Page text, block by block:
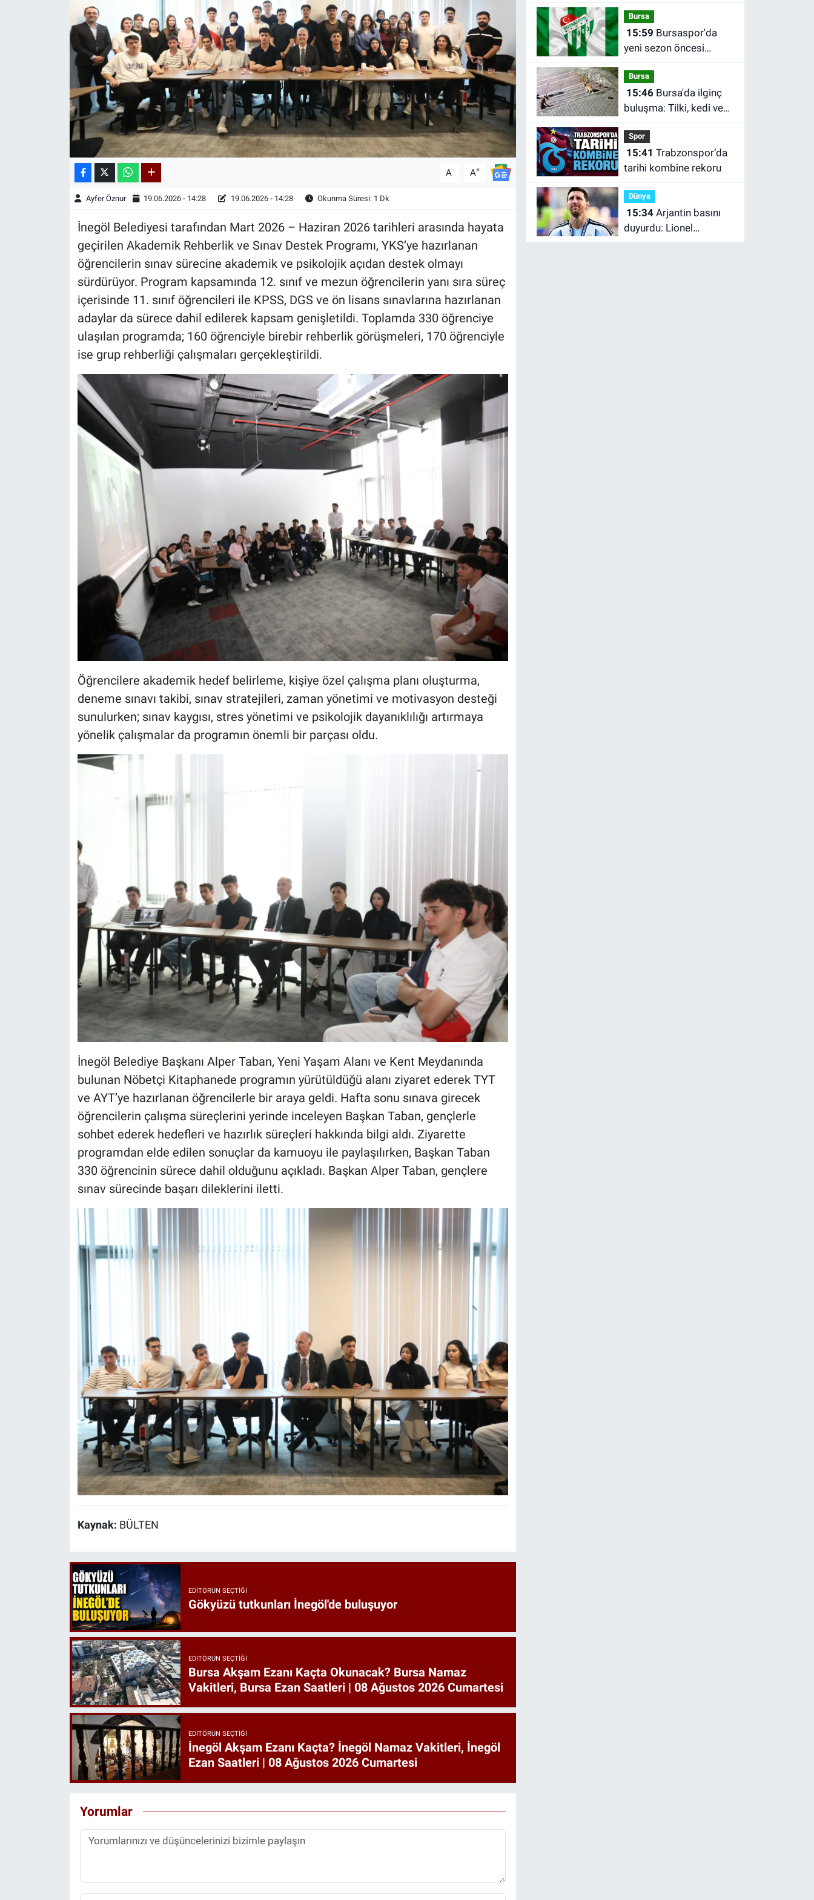
A- A+
Ayfer Öznur 19.06.2026 - 14:28 19.06.2026 - 14:28 Okunma Süresi: 1 Dk
İnegöl Belediyesi tarafından Mart 2026 – Haziran 2026 tarihleri arasında hayata
geçirilen Akademik Rehberlik ve Sınav Destek Programı, YKS’ye hazırlanan
öğrencilerin sınav sürecine akademik ve psikolojik açıdan destek olmayı
sürdürüyor. Program kapsamında 12. sınıf ve mezun öğrencilerin yanı sıra süreç
içerisinde 11. sınıf öğrencileri ile KPSS, DGS ve ön lisans sınavlarına hazırlanan
adaylar da sürece dahil edilerek kapsam genişletildi. Toplamda 330 öğrenciye
ulaşılan programda; 160 öğrenciyle birebir rehberlik görüşmeleri, 170 öğrenciyle
ise grup rehberliği çalışmaları gerçekleştirildi.
Öğrencilere akademik hedef belirleme, kişiye özel çalışma planı oluşturma,
deneme sınavı takibi, sınav stratejileri, zaman yönetimi ve motivasyon desteği
sunulurken; sınav kaygısı, stres yönetimi ve psikolojik dayanıklılığı artırmaya
yönelik çalışmalar da programın önemli bir parçası oldu.
İnegöl Belediye Başkanı Alper Taban, Yeni Yaşam Alanı ve Kent Meydanında
bulunan Nöbetçi Kitaphanede programın yürütüldüğü alanı ziyaret ederek TYT
ve AYT’ye hazırlanan öğrencilerle bir araya geldi. Hafta sonu sınava girecek
öğrencilerin çalışma süreçlerini yerinde inceleyen Başkan Taban, gençlerle
sohbet ederek hedefleri ve hazırlık süreçleri hakkında bilgi aldı. Ziyarette
programdan elde edilen sonuçlar da kamuoyu ile paylaşılırken, Başkan Taban
330 öğrencinin sürece dahil olduğunu açıkladı. Başkan Alper Taban, gençlere
sınav sürecinde başarı dileklerini iletti.
Kaynak: BÜLTEN
EDITÖRÜN SEÇTIĞI
Gökyüzü tutkunları İnegöl'de buluşuyor
EDITÖRÜN SEÇTIĞI
Bursa Akşam Ezanı Kaçta Okunacak? Bursa Namaz
Vakitleri, Bursa Ezan Saatleri | 08 Ağustos 2026 Cumartesi
EDITÖRÜN SEÇTIĞI
İnegöl Akşam Ezanı Kaçta? İnegöl Namaz Vakitleri, İnegöl
Ezan Saatleri | 08 Ağustos 2026 Cumartesi
Yorumlar
Bursa
15:59
yeni sezon öncesi
sakatlık şoku!
Bursa
15:46Bursa'da ilginç
buluşma: Tilki, kedi ve
kirpi aynı noktada
görüntülendi
Spor
15:41
tarihi kombine rekoru
Dünya
15:34Arjantin basını
duyurdu: Lionel
Messi’nin babası Jorge
Kadın & Aile
Kültür & Sanat
Astroloji-Rüya